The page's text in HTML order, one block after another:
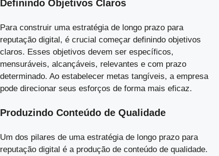
Definindo Objetivos Claros
Para construir uma estratégia de longo prazo para
reputação digital, é crucial começar definindo objetivos
claros. Esses objetivos devem ser específicos,
mensuráveis, alcançáveis, relevantes e com prazo
determinado. Ao estabelecer metas tangíveis, a empresa
pode direcionar seus esforços de forma mais eficaz.
Produzindo Conteúdo de Qualidade
Um dos pilares de uma estratégia de longo prazo para
reputação digital é a produção de conteúdo de qualidade.